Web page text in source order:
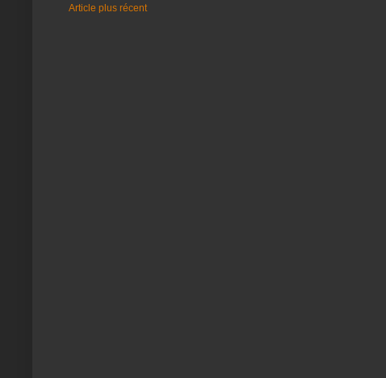
Article plus récent